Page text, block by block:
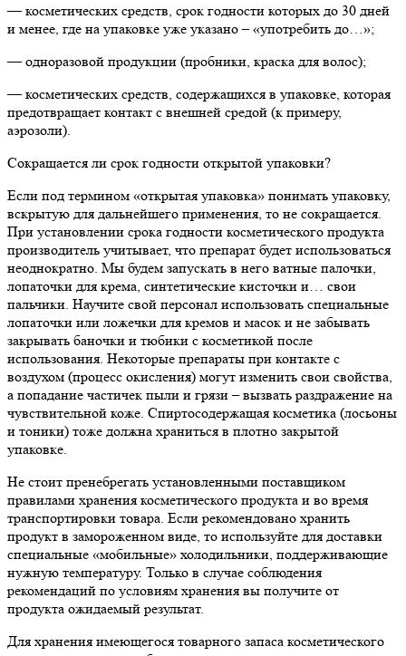
— косметических средств, срок годности которых до 30 дней
и менее, где на упаковке уже указано – «употребить до…»;
— одноразовой продукции (пробники, краска для волос);
— косметических средств, содержащихся в упаковке, которая
предотвращает контакт с внешней средой (к примеру,
аэрозоли).
Сокращается ли срок годности открытой упаковки?
Если под термином «открытая упаковка» понимать упаковку,
вскрытую для дальнейшего применения, то не сокращается.
При установлении срока годности косметического продукта
производитель учитывает, что препарат будет использоваться
неоднократно. Мы будем запускать в него ватные палочки,
лопаточки для крема, синтетические кисточки и… свои
пальчики. Научите свой персонал использовать специальные
лопаточки или ложечки для кремов и масок и не забывать
закрывать баночки и тюбики с косметикой после
использования. Некоторые препараты при контакте с
воздухом (процесс окисления) могут изменить свои свойства,
а попадание частичек пыли и грязи – вызвать раздражение на
чувствительной коже. Спиртосодержащая косметика (лосьоны
и тоники) тоже должна храниться в плотно закрытой
упаковке.
Не стоит пренебрегать установленными поставщиком
правилами хранения косметического продукта и во время
транспортировки товара. Если рекомендовано хранить
продукт в замороженном виде, то используйте для доставки
специальные «мобильные» холодильники, поддерживающие
нужную температуру. Только в случае соблюдения
рекомендаций по условиям хранения вы получите от
продукта ожидаемый результат.
Для хранения имеющегося товарного запаса косметического